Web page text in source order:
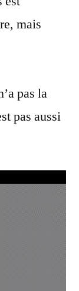
mais
pas la
pas aussi